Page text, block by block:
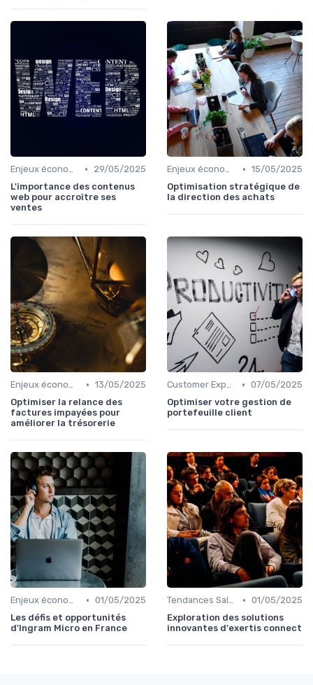
Enjeux économiques et marché B2B •
29/05/2025
L'importance des contenus
web pour accroître ses
ventes
Enjeux économiques et marché B2B • 15/05/2025
Optimisation stratégique de
la direction des achats
Enjeux économiques et marché B2B • 13/05/2025
Optimiser la relance des
factures impayées pour
améliorer la trésorerie
Customer Experience & rétention clients • 07/05/2025
Optimiser votre gestion de
portefeuille client
Enjeux économiques et marché B2B • 01/05/2025
Les défis et opportunités
d'Ingram Micro en France
Tendances Sales & innovation commerciale • 01/05/2025
Exploration des solutions
innovantes d'exertis connect